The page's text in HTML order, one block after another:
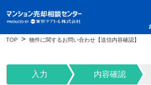
TOP 物件に関するお問い合わせ【送信内容確認】
入力 内容確認